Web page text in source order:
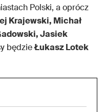
Polski, a oprócz
Krajewski, Michał
Jasiek
będzieŁukasz Lotek